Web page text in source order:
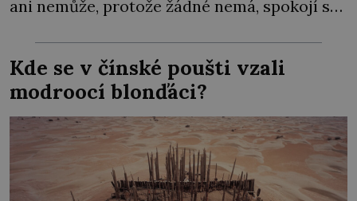
ani nemůže, protože žádné nemá, spokojí se
Zraněná žena pár dní nato umírá. Je to muž
nebývale krutý. Jeho činy budí hrůzu ještě
dlouho po jeho smrti […]
Kde se v čínské poušti vzali
modroocí blonďáci?